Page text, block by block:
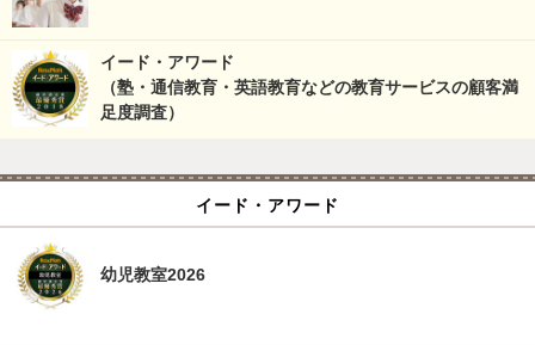
イード・アワード
（塾・通信教育・英語教育などの教育サービスの顧客満
足度調査）
イード・アワード
幼児教室2026